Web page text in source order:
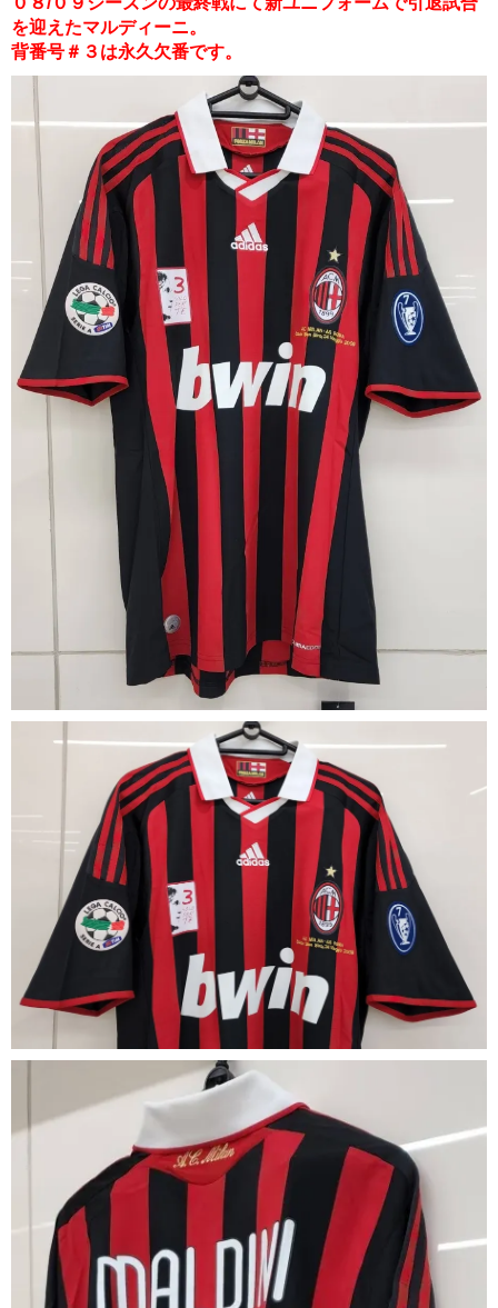
を迎えたマルディーニ。
背番号＃３は永久欠番です。